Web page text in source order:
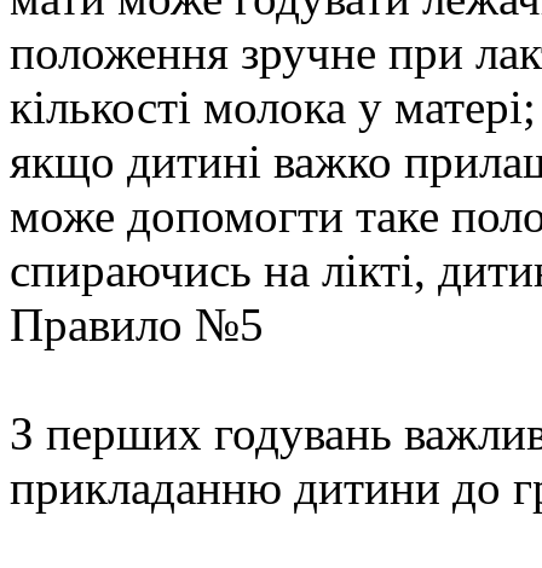
положення зручне при
кількості молока у матері;
якщо дитині важко
може допомогти таке
спираючись на лікті,
Правило №5
З перших годувань
прикладанню дитини до